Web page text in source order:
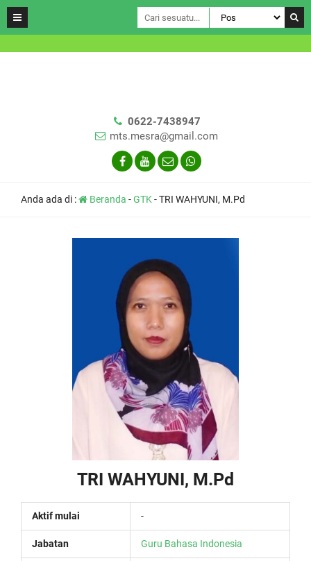
0622-7438947
mts.mesra@gmail.com
Anda ada di : Beranda -GTK-TRI WAHYUNI, M.Pd
TRI WAHYUNI, M.Pd
Aktif mulai -
Jabatan Guru Bahasa Indonesia